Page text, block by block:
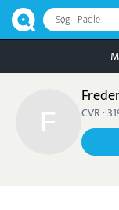
Søg i Paqle
CVR ·